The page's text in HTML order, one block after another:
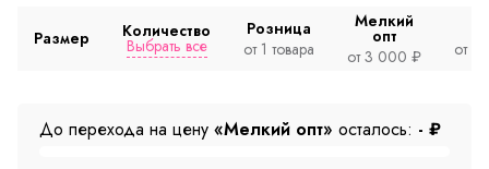
Размер Количество
Выбрать все
Розница
от 1 товара
Мелкий
опт
от 3 000 ₽
от
До перехода на цену «Мелкий опт» осталось: - ₽